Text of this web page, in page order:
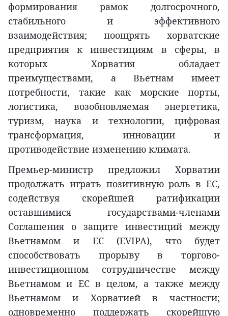
формирования рамок долгосрочного,
стабильного и эффективного
взаимодействия; поощрять хорватские
предприятия к инвестициям в сферы, в
которых Хорватия обладает
преимуществами, а Вьетнам имеет
потребности, такие как морские порты,
логистика, возобновляемая энергетика,
туризм, наука и технологии, цифровая
трансформация, инновации и
противодействие изменению климата.
Премьер-министр предложил Хорватии
продолжать играть позитивную роль в ЕС,
содействуя скорейшей ратификации
оставшимися государствами-членами
Соглашения о защите инвестиций между
Вьетнамом и ЕС (EVIPA), что будет
способствовать прорыву в торгово-
инвестиционном сотрудничестве между
Вьетнамом и ЕС в целом, а также между
Вьетнамом и Хорватией в частности;
одновременно поддержать скорейшую